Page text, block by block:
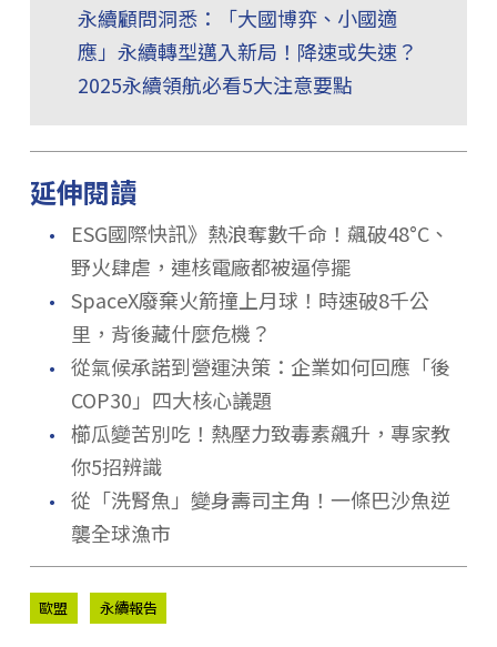
永續顧問洞悉：「大國博弈、小國適
應」永續轉型邁入新局！降速或失速？
2025永續領航必看5大注意要點
延伸閱讀
．
ESG國際快訊》熱浪奪數千命！飆破48°C、
野火肆虐，連核電廠都被逼停擺
． SpaceX廢棄火箭撞上月球！時速破8千公
里，背後藏什麼危機？
． 從氣候承諾到營運決策：企業如何回應「後
COP30」四大核心議題
． 櫛瓜變苦別吃！熱壓力致毒素飆升，專家教
你5招辨識
． 從「洗腎魚」變身壽司主角！一條巴沙魚逆
襲全球漁市
歐盟 永續報告